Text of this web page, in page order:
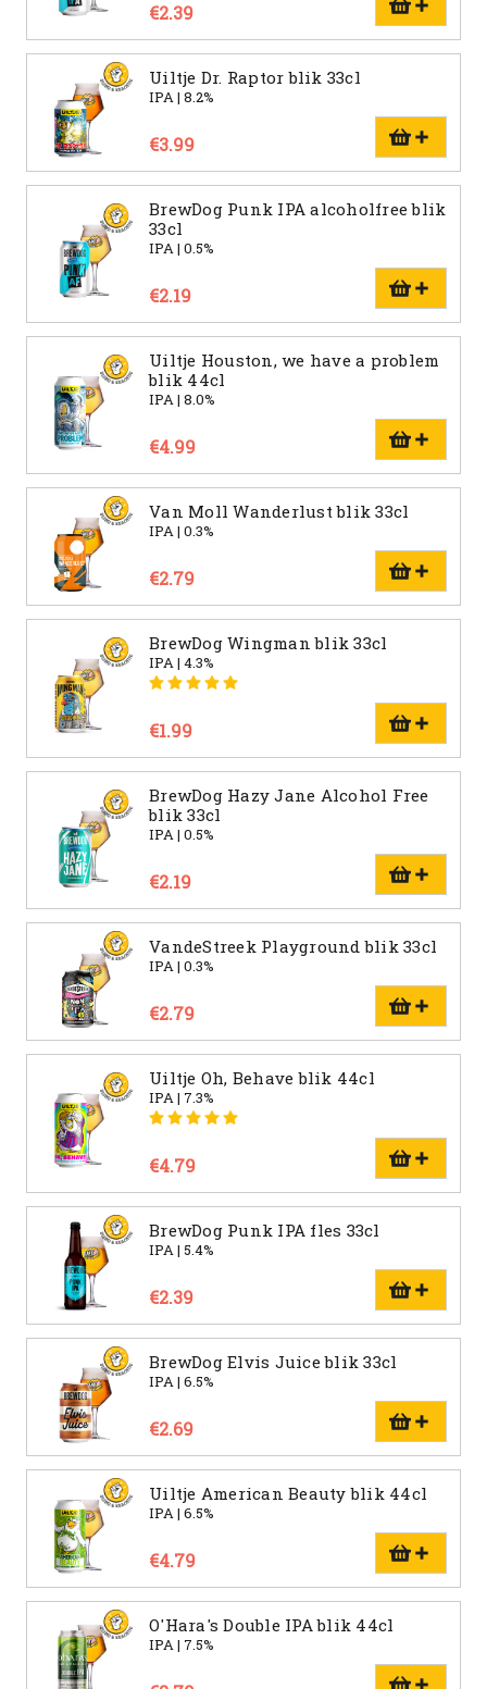
€2.39
Uiltje Dr. Raptor blik 33cl
IPA | 8.2%
€3.99
BrewDog Punk IPA alcoholfree blik
33cl
IPA | 0.5%
€2.19
Uiltje Houston, we have a problem
blik 44cl
IPA | 8.0%
€4.99
Van Moll Wanderlust blik 33cl
IPA | 0.3%
€2.79
BrewDog Wingman blik 33cl
IPA | 4.3%
€1.99
BrewDog Hazy Jane Alcohol Free
blik 33cl
IPA | 0.5%
€2.19
VandeStreek Playground blik 33cl
IPA | 0.3%
€2.79
Uiltje Oh, Behave blik 44cl
IPA | 7.3%
€4.79
BrewDog Punk IPA fles 33cl
IPA | 5.4%
€2.39
BrewDog Elvis Juice blik 33cl
IPA | 6.5%
€2.69
Uiltje American Beauty blik 44cl
IPA | 6.5%
€4.79
O'Hara's Double IPA blik 44cl
IPA | 7.5%